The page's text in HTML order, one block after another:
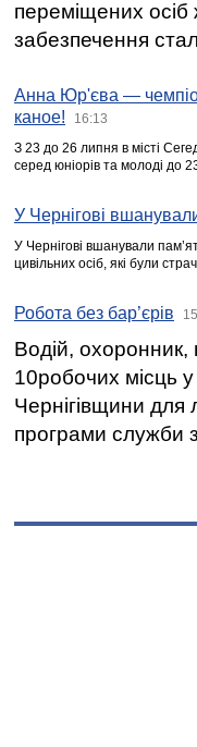
переміщених осіб
забезпечення
Анна Юр'єва —
каное!
16:13
З 23 до 26 липня в місті
серед юніорів та молоді до
У Чернігові
У Чернігові вшанували
цивільних осіб, які були
Робота без бар’єрів
Водій, охоронник,
10робочих місць
Чернігівщини для
програми служби